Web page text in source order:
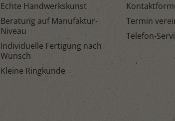
Echte Handwerkskunst
Beratung auf Manufaktur-
Niveau
Individuelle Fertigung nach
Wunsch
Kleine Ringkunde
Termin
Telefon-